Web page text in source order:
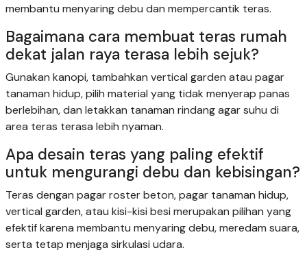
membantu menyaring debu dan mempercantik teras.
Bagaimana cara membuat teras rumah
dekat jalan raya terasa lebih sejuk?
Gunakan kanopi, tambahkan vertical garden atau pagar
tanaman hidup, pilih material yang tidak menyerap panas
berlebihan, dan letakkan tanaman rindang agar suhu di
area teras terasa lebih nyaman.
Apa desain teras yang paling efektif
untuk mengurangi debu dan kebisingan?
Teras dengan pagar roster beton, pagar tanaman hidup,
vertical garden, atau kisi-kisi besi merupakan pilihan yang
efektif karena membantu menyaring debu, meredam suara,
serta tetap menjaga sirkulasi udara.